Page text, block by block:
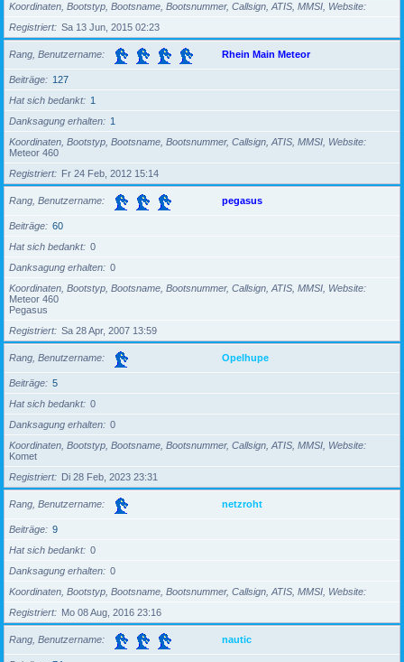
Koordinaten, Bootstyp, Bootsname, Bootsnummer, Callsign, ATIS, MMSI, Website
Registriert
Sa 13 Jun, 2015 02:23
Rang, Benutzername Rhein Main Meteor
Beiträge
127
Hat sich bedankt
1
Danksagung erhalten
1
Koordinaten, Bootstyp, Bootsname, Bootsnummer, Callsign, ATIS, MMSI, Website
Meteor 460
Registriert
Fr 24 Feb, 2012 15:14
Rang, Benutzername pegasus
Beiträge
60
Hat sich bedankt
0
Danksagung erhalten
0
Koordinaten, Bootstyp, Bootsname, Bootsnummer, Callsign, ATIS, MMSI, Website
Meteor 460
Pegasus
Registriert
Sa 28 Apr, 2007 13:59
Rang, Benutzername Opelhupe
Beiträge
5
Hat sich bedankt
0
Danksagung erhalten
0
Koordinaten, Bootstyp, Bootsname, Bootsnummer, Callsign, ATIS, MMSI, Website
Komet
Registriert
Di 28 Feb, 2023 23:31
Rang, Benutzername netzroht
Beiträge
9
Hat sich bedankt
0
Danksagung erhalten
0
Koordinaten, Bootstyp, Bootsname, Bootsnummer, Callsign, ATIS, MMSI, Website
Registriert
Mo 08 Aug, 2016 23:16
Rang, Benutzername nautic